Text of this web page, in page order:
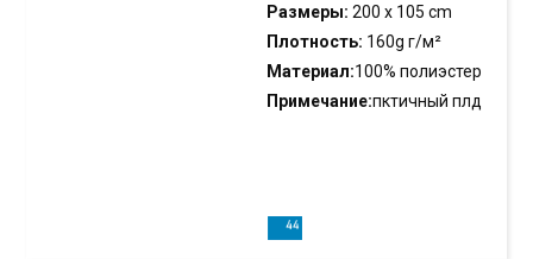
Размеры: 200 x 105 cm
Плотность: 160g г/м²
Материал:100% полиэстер
Примечание:пктичный плд
тн выплнн из пиятнг, тнкг